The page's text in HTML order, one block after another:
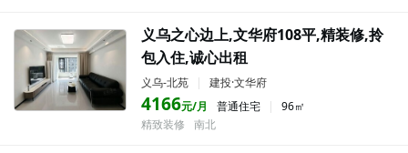
义乌之心边上,文华府108平,精装修,拎
包入住,诚心出租
义乌-北苑 | 建投·文华府
4166元/月 普通住宅 |
96㎡
精致装修
南北